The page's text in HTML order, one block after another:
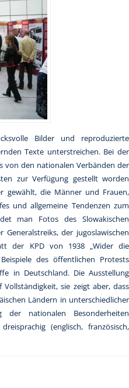
Bilder und reproduzierte
Texte unterstreichen. Bei der
von den nationalen Verbänden der
zur Verfügung gestellt worden
gewählt, die Männer und Frauen,
und allgemeine Tendenzen zum
man Fotos des Slowakischen
Generalstreiks, der jugoslawischen
der KPD von 1938 „Wider die
des öffentlichen Protests
in Deutschland. Die Ausstellung
sie zeigt aber, dass
Ländern in unterschiedlicher
nationalen Besonderheiten
(englisch, französisch,